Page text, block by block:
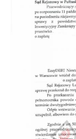
Doradztwo prawne
Doradztwo & konsulting